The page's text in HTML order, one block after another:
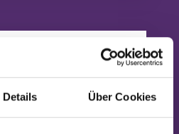
Details Über Cookies
schwitzen! 💪
Studio